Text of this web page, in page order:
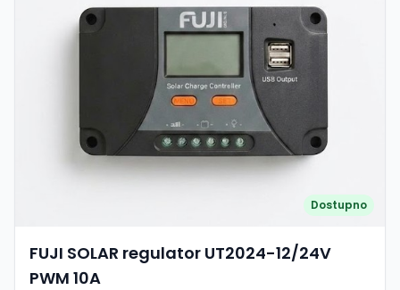
Dostupno
FUJI SOLAR regulator UT2024-12/24V
PWM 10A